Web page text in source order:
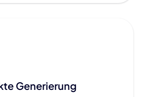
Generierung